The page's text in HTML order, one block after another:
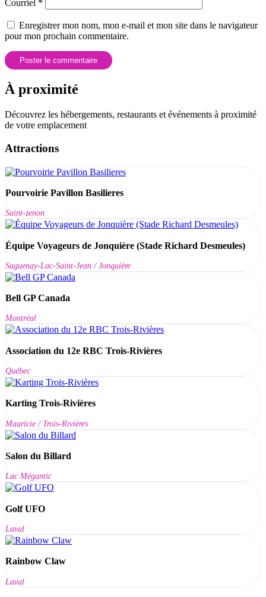
Courriel *
Enregistrer mon nom, mon e-mail et mon site dans le navigateur
pour mon prochain commentaire.
À proximité
Découvrez les hébergements, restaurants et événements à proximité
de votre emplacement
Attractions
Pourvoirie Pavillon Basilieres
Saint-zenon
Équipe Voyageurs de Jonquière (Stade Richard Desmeules)
Saguenay-Lac-Saint-Jean / Jonquière
Bell GP Canada
Montréal
Association du 12e RBC Trois-Rivières
Québec
Karting Trois-Rivières
Mauricie / Trois-Rivières
Salon du Billard
Lac Mégantic
Golf UFO
Laval
Rainbow Claw
Laval